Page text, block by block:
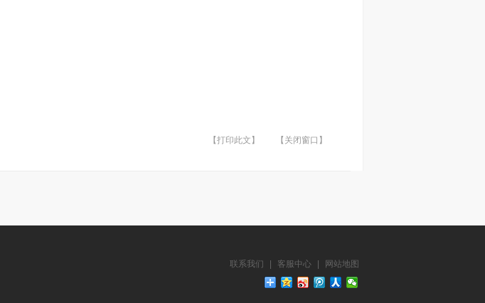
【打印此文】 【关闭窗口】
联系我们 客服中心 网站地图